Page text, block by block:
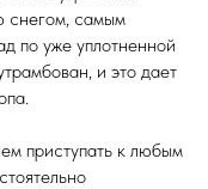
снегом, самым
по уже уплотненной
и это дает
приступать к любым